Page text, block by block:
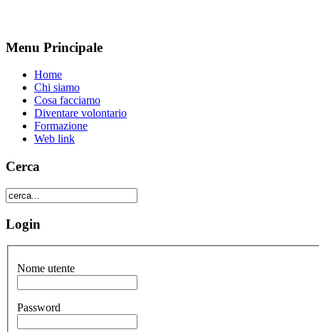
Menu Principale
Home
Chi siamo
Cosa facciamo
Diventare volontario
Formazione
Web link
Cerca
Login
Nome utente
Password